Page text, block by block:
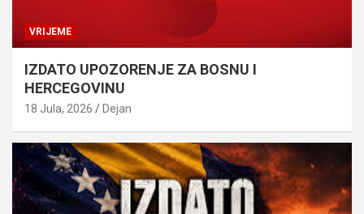
VRIJEME
IZDATO UPOZORENJE ZA BOSNU I
HERCEGOVINU
18 Jula, 2026 Dejan